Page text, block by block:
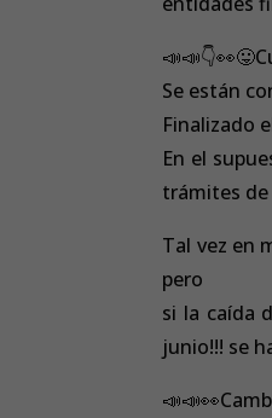
📣📣👇👀😛
Se están
Finalizado
En el
trámites de
Tal vez en
pero
si la caída
junio!!! se
📣📣👀